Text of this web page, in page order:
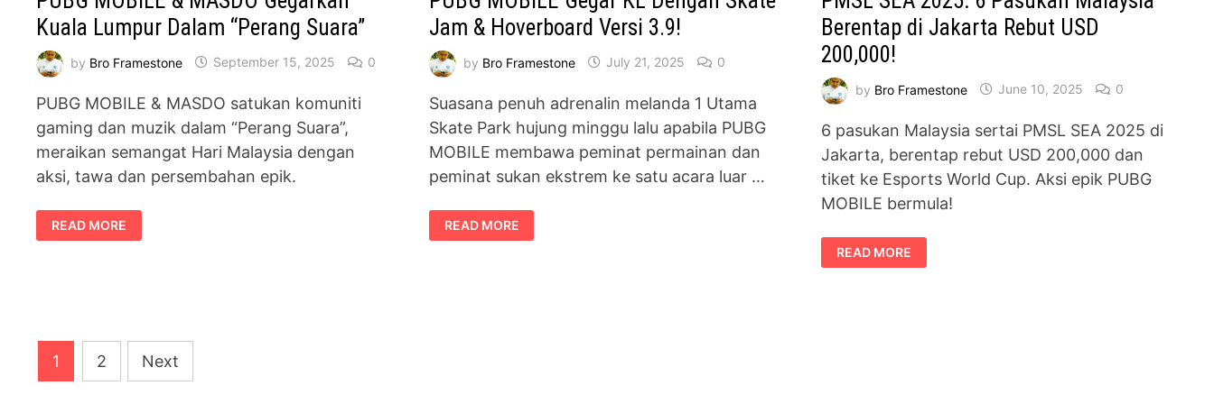
Kuala Lumpur Dalam “Perang Suara”
by Bro Framestone September 15, 2025 0
PUBG MOBILE & MASDO satukan komuniti
gaming dan muzik dalam “Perang Suara”,
meraikan semangat Hari Malaysia dengan
aksi, tawa dan persembahan epik.
PUBG
MOBILE
&
READ MORE
Jam & Hoverboard Versi 3.9!
by Bro Framestone July 21, 2025 0
Suasana penuh adrenalin melanda 1 Utama
Skate Park hujung minggu lalu apabila PUBG
MOBILE membawa peminat permainan dan
peminat sukan ekstrem ke satu acara luar …
PUBG
MOBILE
GEGAR
READ MORE
Berentap di Jakarta Rebut USD
200,000!
by Bro Framestone June 10, 2025 0
6 pasukan Malaysia sertai PMSL SEA 2025 di
Jakarta, berentap rebut USD 200,000 dan
tiket ke Esports World Cup. Aksi epik PUBG
MOBILE bermula!
PMSL
SEA
2025:
READ MORE
Posts
pagination
1 2 Next